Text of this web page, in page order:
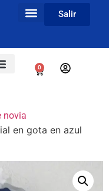
Salir
0
novia
en gota en azul